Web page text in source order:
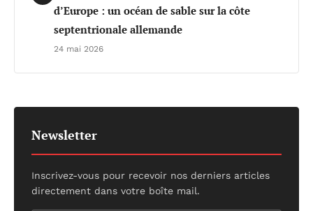
d’Europe : un océan de sable sur la côte
septentrionale allemande
24 mai 2026
Newsletter
Inscrivez-vous pour recevoir nos derniers articles
directement dans votre boîte mail.